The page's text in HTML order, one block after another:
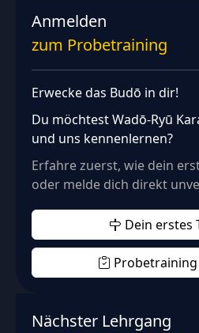
Anmelden
zum Probetraining
Erwecke das Budō in dir!
Du möchtest Wadō‑Ryū
und uns kennenlernen?
Erfahre zuerst, wie dein
oder melde dich direkt
Dein erstes
Nächster Lehrgang